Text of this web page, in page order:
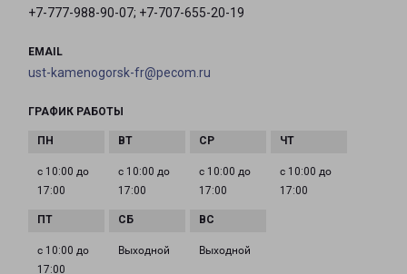
+7-777-988-90-07; +7-707-655-20-19
EMAIL
ust-kamenogorsk-fr@pecom.ru
ГРАФИК РАБОТЫ
с 10:00 до
17:00
с 10:00 до
17:00
с 10:00 до
17:00
с 10:00 до
17:00
с 10:00 до
17:00
Выходной Выходной